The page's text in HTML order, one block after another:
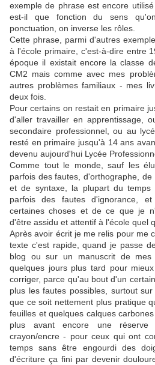
exemple de phrase est encore
est-il que fonction du sens
ponctuation, on inverse les rôles.
Cette phrase, parmi d'autres
à l'école primaire, c'est-à-dire entre
époque il existait encore la classe
CM2 mais comme avec mes
autres problèmes familiaux - mes
deux fois.
Pour certains on restait en primaire
d'aller travailler en apprentissage,
secondaire professionnel, ou au
resté en primaire jusqu'à 14 ans
devenu aujourd'hui Lycée
Comme tout le monde, sauf les
parfois des fautes, d'orthographe,
et de syntaxe, la plupart du temps
parfois des fautes d'ignorance,
certaines choses et de ce que je
d'être assidu et attentif à l'école quel
Après avoir écrit je me relis pour me
texte c'est rapide, quand je passe
blog ou sur un manuscrit de
quelques jours plus tard pour
corriger, parce qu'au bout d'un
plus les fautes possibles, surtout
que ce soit nettement plus pratique
feuilles et quelques calques
plus avant encore une
crayon/encre - pour ceux qui ont
temps sans être engourdi des
d'écriture ça fini par devenir